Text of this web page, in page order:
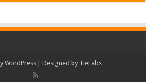
WordPress | Designed by TieLabs